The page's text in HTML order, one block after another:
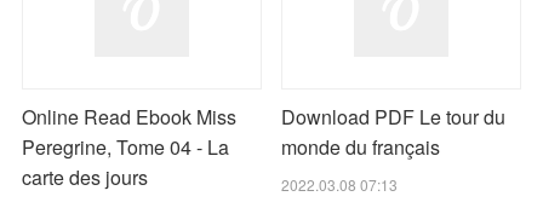
Online Read Ebook Miss
Peregrine, Tome 04 - La
carte des jours
Download PDF Le tour du
monde du français
2022.03.08 07:13